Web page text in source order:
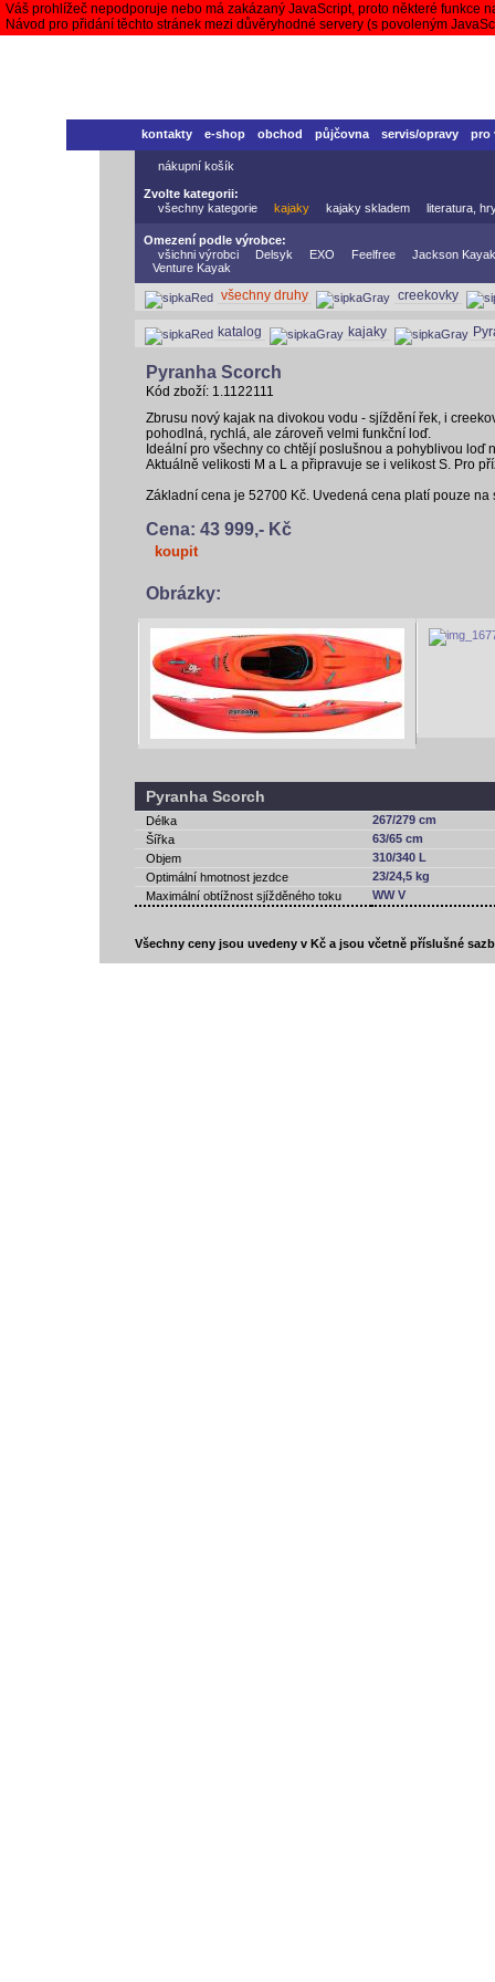
Váš prohlížeč nepodporuje nebo má zakázaný JavaScript, proto některé funkce
Návod pro přidání těchto stránek mezi důvěryhodné servery (s povoleným
kontakty e-shop obchod půjčovna servis/opravy pro
nákupní košík
Zvolte kategorii:
všechny kategorie
kajaky kajaky skladem literatura,
Omezení podle výrobce:
všichni výrobci
Delsyk EXO Feelfree
Jackson
Venture Kayak
všechny druhy creekovky
katalog kajaky
Pyranha Scorch
Kód zboží: 1.1122111
Zbrusu nový kajak na divokou vodu - sjíždění řek, i
pohodlná, rychlá, ale zároveň velmi funkční loď.
Ideální pro všechny co chtějí poslušnou a pohyblivou loď
Aktuálně velikosti M a L a připravuje se i velikost S. Pro
Základní cena je 52700 Kč. Uvedená cena platí pouze
Cena: 43 999,- Kč
koupit
Obrázky:
Pyranha Scorch
Délka
267/279 cm
Šířka
63/65 cm
Objem
310/340 L
Optimální hmotnost jezdce
23/24,5 kg
Maximální obtížnost sjížděného toku
WW V
Všechny ceny jsou uvedeny v Kč a jsou včetně příslušné